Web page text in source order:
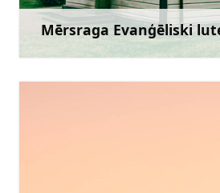
Mērsraga Evanģēliski